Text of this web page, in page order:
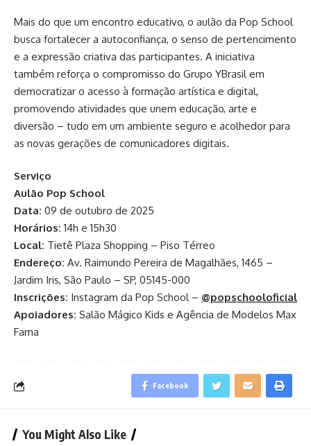
Mais do que um encontro educativo, o aulão da Pop School
busca fortalecer a autoconfiança, o senso de pertencimento
e a expressão criativa das participantes. A iniciativa
também reforça o compromisso do Grupo YBrasil em
democratizar o acesso à formação artística e digital,
promovendo atividades que unem educação, arte e
diversão – tudo em um ambiente seguro e acolhedor para
as novas gerações de comunicadores digitais.
Serviço
Aulão Pop School
Data: 09 de outubro de 2025
Horários: 14h e 15h30
Local: Tietê Plaza Shopping – Piso Térreo
Endereço: Av. Raimundo Pereira de Magalhães, 1465 –
Jardim Iris, São Paulo – SP, 05145-000
Inscrições: Instagram da Pop School – @popschooloficial
Apoiadores: Salão Mágico Kids e Agência de Modelos Max
Fama
Facebook
You Might Also Like